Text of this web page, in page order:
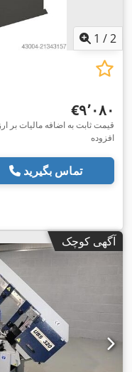
1 /2
‎€۹٬۰۸۰
قیمت ثابت به اضافه مالیات بر
افزوده
تماس بگیرید
آگهی کوچک